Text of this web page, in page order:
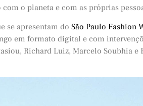
o planeta e com as próprias
se apresentam do São Paulo Fashion
em formato digital e com
Richard Luiz, Marcelo Soubhia